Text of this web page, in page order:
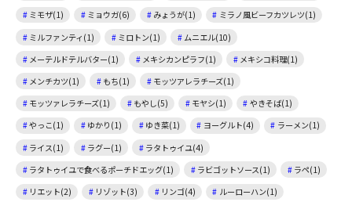
ミモザ(1)
ミョウガ(6) みょうが(1)
ミラノ風ビーフカツレツ(1)
ミルファンティ(1)
ミロトン(1)
ムニエル(10)
メーテルドテルバター(1)
メキシカンピラフ(1)
メキシコ料理(1)
メンチカツ(1)
もち(1)
モッツアレラチーズ(1)
モッツァレラチーズ(1)
もやし(5) モヤシ(1)
やきそば(1)
やっこ(1)
ゆかり(1) ゆき菜(1) ヨーグルト(4)
ラーメン(1)
ライス(1)
ラグー(1)
ラタトゥイユ(4)
ラタトゥイユで食べるポーチドエッグ(1)
ラビゴットソース(1)
ラペ(1)
リエット(2)
リゾット(3) リンゴ(4)
ルーローハン(1)